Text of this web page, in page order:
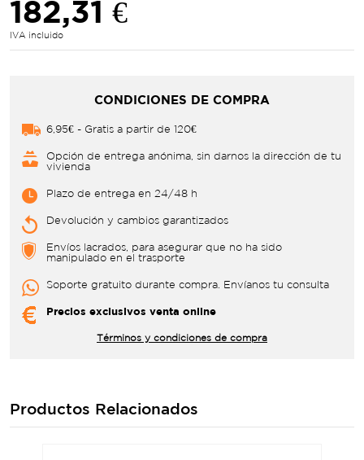
182,31 €
IVA incluido
CONDICIONES DE COMPRA
6,95€ - Gratis a partir de 120€
Opción de entrega anónima, sin darnos la dirección de tu
vivienda
Plazo de entrega en 24/48 h
Devolución y cambios garantizados
Envíos lacrados, para asegurar que no ha sido
manipulado en el trasporte
Soporte gratuito durante compra. Envíanos tu consulta
Precios exclusivos venta online
Términos y condiciones de compra
Productos Relacionados